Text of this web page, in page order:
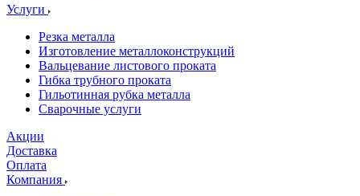
Услуги
Резка металла
Изготовление металлоконструкций
Вальцевание листового проката
Гибка трубного проката
Гильотинная рубка металла
Сварочные услуги
Акции
Доставка
Оплата
Компания